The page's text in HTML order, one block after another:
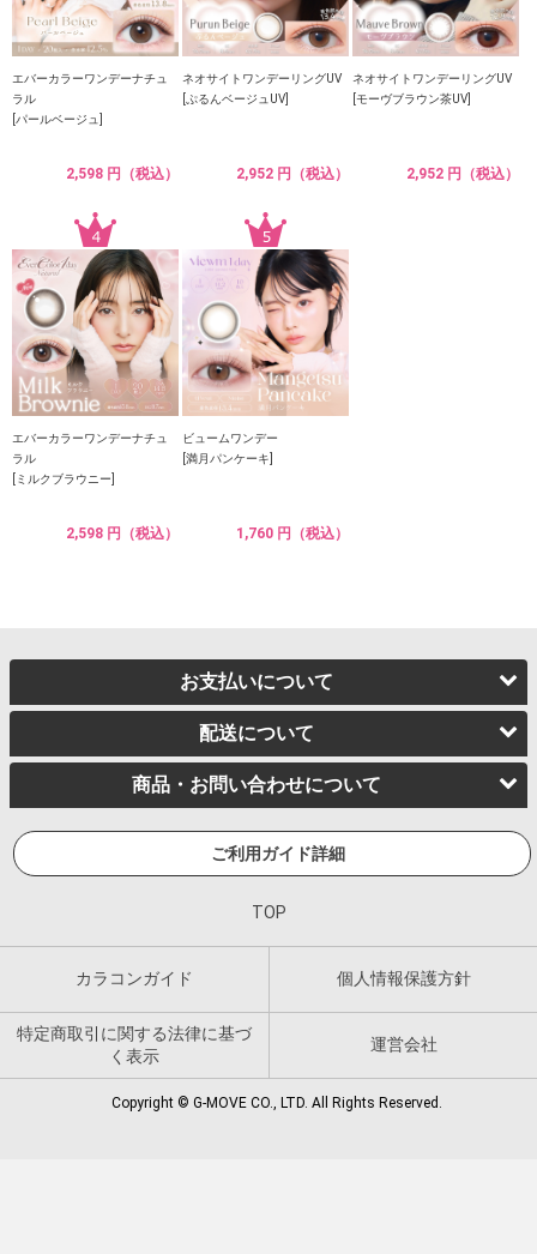
エバーカラーワンデーナチュ
ラル
[パールベージュ]
2,598 円（税込）
ネオサイトワンデーリングUV
[ぷるんベージュUV]
2,952 円（税込）
ネオサイトワンデーリングUV
[モーヴブラウン茶UV]
2,952 円（税込）
エバーカラーワンデーナチュ
ラル
[ミルクブラウニー]
2,598 円（税込）
ビュームワンデー
[満月パンケーキ]
1,760 円（税込）
お支払いについて
配送について
商品・お問い合わせについて
ご利用ガイド詳細
TOP
カラコンガイド 個人情報保護方針
特定商取引に関する法律に基づ
く表示
運営会社
Copyright © G-MOVE CO., LTD. All Rights Reserved.